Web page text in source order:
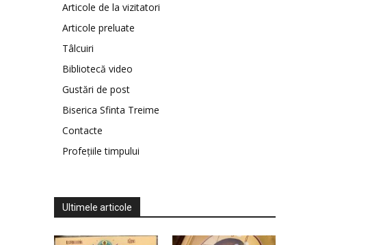
Articole de la vizitatori
Articole preluate
Tâlcuiri
Bibliotecă video
Gustări de post
Biserica Sfinta Treime
Contacte
Profețiile timpului
Ultimele articole